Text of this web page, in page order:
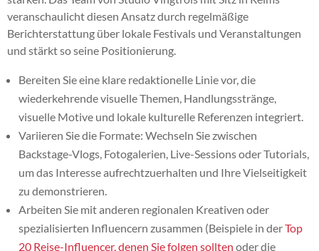
veranschaulicht diesen Ansatz durch regelmäßige
Berichterstattung über lokale Festivals und Veranstaltungen
und stärkt so seine Positionierung.
Bereiten Sie eine klare redaktionelle Linie vor, die
wiederkehrende visuelle Themen, Handlungsstränge,
visuelle Motive und lokale kulturelle Referenzen integriert.
Variieren Sie die Formate: Wechseln Sie zwischen
Backstage-Vlogs, Fotogalerien, Live-Sessions oder Tutorials,
um das Interesse aufrechtzuerhalten und Ihre Vielseitigkeit
zu demonstrieren.
Arbeiten Sie mit anderen regionalen Kreativen oder
spezialisierten Influencern zusammen (Beispiele in derTop
20 Reise-Influencer, denen Sie folgen sollten oder die